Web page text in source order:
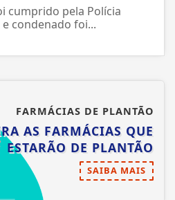
cumprido pela Polícia
condenado foi...
FARMÁCIAS DE PLANTÃO
AS FARMÁCIAS QUE
ESTARÃO DE PLANTÃO
SAIBA MAIS